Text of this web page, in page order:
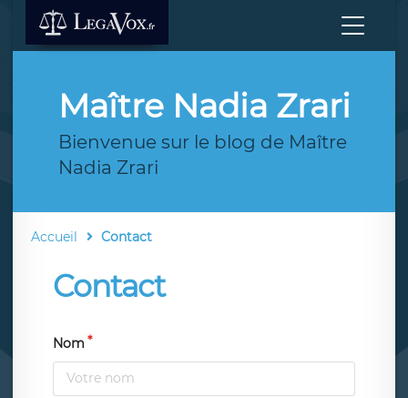
Maître Nadia Zrari
Bienvenue sur le blog de Maître
Nadia Zrari
Accueil Contact
Contact
Nom